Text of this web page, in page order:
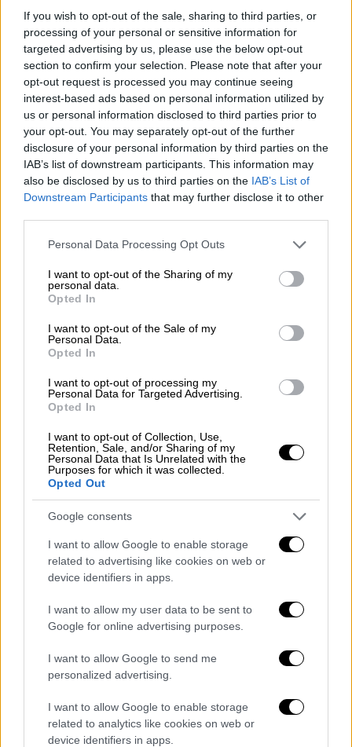
If you wish to opt-out of the sale, sharing to third parties, or
processing of your personal or sensitive information for
targeted advertising by us, please use the below opt-out
section to confirm your selection. Please note that after your
opt-out request is processed you may continue seeing
interest-based ads based on personal information utilized by
us or personal information disclosed to third parties prior to
your opt-out. You may separately opt-out of the further
disclosure of your personal information by third parties on the
IAB’s list of downstream participants. This information may
also be disclosed by us to third parties on the IAB’s List of
Downstream Participants that may further disclose it to other
Please note that this website/app uses one or more Google
not limited to your visit or usage behaviour. You may click to
grant or deny consent to Google and its third-party tags to
use your data for below specified purposes in below Google
consent section.
Personal Data Processing Opt Outs
I want to opt-out of the Sharing of my
personal data.
Opted In
I want to opt-out of the Sale of my
Personal Data.
Opted In
I want to opt-out of processing my
Personal Data for Targeted Advertising.
Opted In
I want to opt-out of Collection, Use,
Retention, Sale, and/or Sharing of my
Personal Data that Is Unrelated with the
Purposes for which it was collected.
Opted Out
Google consents
I want to allow Google to enable storage
related to advertising like cookies on web or
device identifiers in apps.
I want to allow my user data to be sent to
Google for online advertising purposes.
I want to allow Google to send me
personalized advertising.
I want to allow Google to enable storage
related to analytics like cookies on web or
device identifiers in apps.
Σοκ σε δελτίο ειδήσεων του CBS:
Μετεωρολόγος έχασε τις αισθήσεις της
- Το βίντεο από τη στιγμή
Τρομακτικές στιγμές για τους
εργαζομένους και τους τηλεθεατές του
ζωντανού δελτίου ειδήσεων του CBS
Αθλητισμός |18.03.2023 22:47
Πού θα σταματήσει ο Έρλινγκ Χάαλαντ;
Πέτυχε χατ τρικ στο 6-0 της
Μάντσεστερ Σίτι κι έφτασε τα 42 γκολ
στη σεζόν!
Έχει διαλύσει τις αντίπαλες άμυνες ο
Έρλινγκ Χάαλαντ